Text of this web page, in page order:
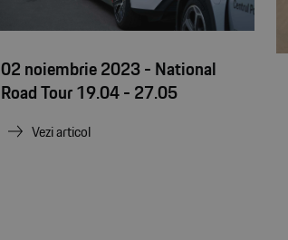
02 noiembrie 2023 - National
Road Tour 19.04 - 27.05
Vezi articol